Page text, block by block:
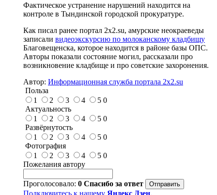
Фактическое устранение нарушений находится на
контроле в Тындинской городской прокуратуре.
Как писал ранее портал 2х2.su, амурские неокраеведы
записали видеоэкскурсию по молоканскому кладбищу
Благовещенска, которое находится в районе базы ОПС.
Авторы показали состояние могил, рассказали про
возникновение кладбище и про советские захоронения.
Автор: Информационная служба портала 2x2.su
Польза
1
2 3 4 5 0
Актуальность
1
2 3 4 5 0
Развёрнутость
1
2 3 4 5 0
Фотография
1
2 3 4 5 0
Пожелания автору
Проголосовало: 0 Спасибо за ответ
Подключитесь к нашему Яндекс Дзен,